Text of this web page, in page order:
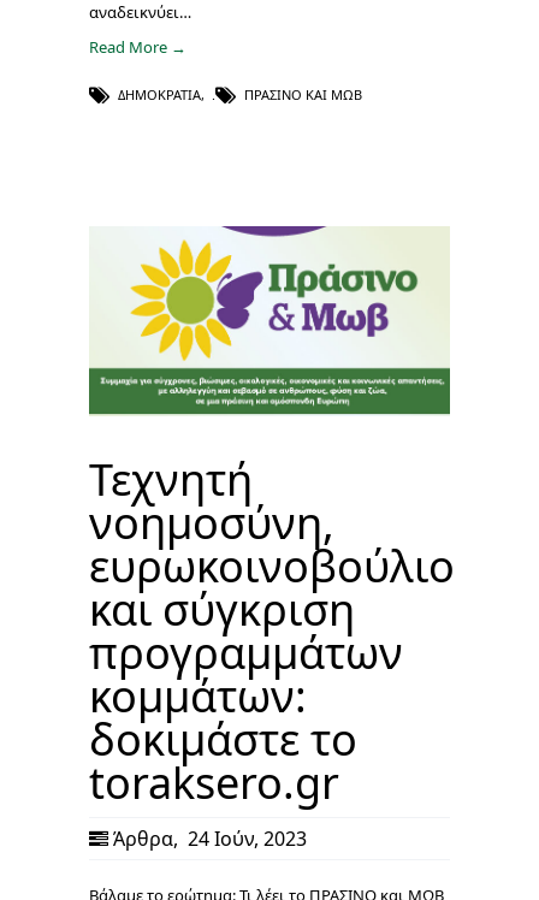
αναδεικνύει…
Read More →
ΔΗΜΟΚΡΑΤΊΑ, ΠΡΑΣΙΝΟ ΚΑΙ ΜΩΒ
Τεχνητή
νοημοσύνη,
ευρωκοινοβούλιο
και σύγκριση
προγραμμάτων
κομμάτων:
δοκιμάστε το
toraksero.gr
Άρθρα, 24 Ιούν, 2023